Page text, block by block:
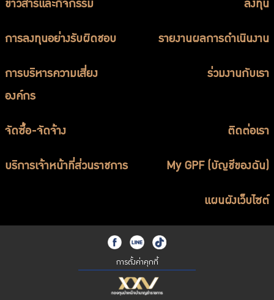
ข่าวสารและกิจกรรม ลงทุน
การลงทุนอย่างรับผิดชอบ รายงานผลการดำเนินงาน
การบริหารความเสี่ยง
องค์กร
ร่วมงานกับเรา
จัดซื้อ-จัดจ้าง ติดต่อเรา
บริการเจ้าหน้าที่ส่วนราชการ My GPF (บัญชีของฉัน)
แผนผังเว็บไซต์
การตั้งค่าคุกกี้